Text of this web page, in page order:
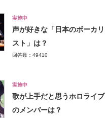
実施中
声が好きな「日本のボーカリ
スト」は？
回答数：49410
実施中
歌が上手だと思うホロライブ
のメンバーは？